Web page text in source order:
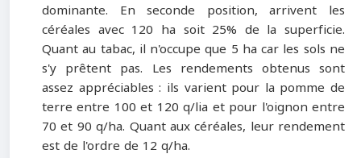
dominante. En seconde position, arrivent les
céréales avec 120 ha soit 25% de la superficie.
Quant au tabac, il n'occupe que 5 ha car les sols ne
s'y prêtent pas. Les rendements obtenus sont
assez appréciables : ils varient pour la pomme de
terre entre 100 et 120 q/lia et pour l'oignon entre
70 et 90 q/ha. Quant aux céréales, leur rendement
est de l'ordre de 12 q/ha.